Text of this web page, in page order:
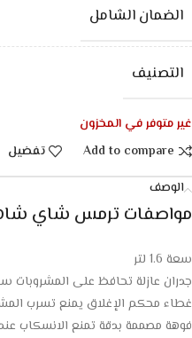
الضمان الشامل
التصنيف
غير متوفر في المخزون
Add to compare
تفضيل
الوصف
مواصفات ترمس شاي شاها 1.6 لتر مع فلتر – بني
سعة 1.6 لتر
جدران عازلة تحافظ على المشروبات
غطاء محكم الإغلاق يمنع تسرب
فوهة مصممة بدقة تمنع الانسكاب